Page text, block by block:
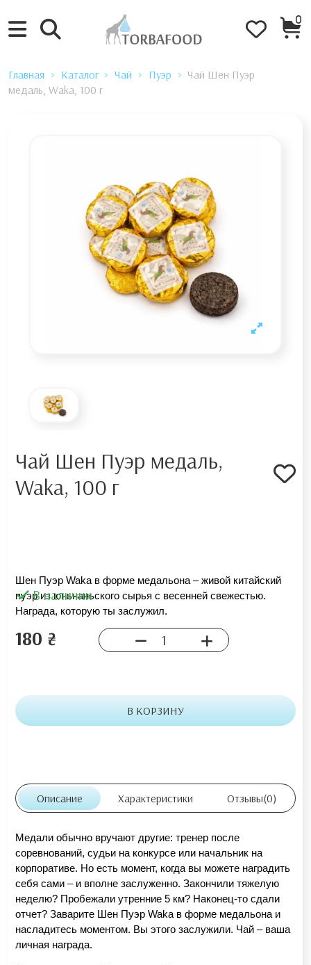
0
Главная Каталог Чай Пуэр
Чай Шен Пуэр
медаль, Waka, 100 г
Чай Шен Пуэр медаль,
Waka, 100 г
Шен Пуэр Waka в форме медальона – живой китайский
пуэр из юньнаньского сырья с весенней свежестью.
Награда, которую ты заслужил.
В наличии
180 ₴
В КОРЗИНУ
Описание Характеристики Отзывы(0)
Медали обычно вручают другие: тренер после
соревнований, судьи на конкурсе или начальник на
корпоративе. Но есть момент, когда вы можете наградить
себя сами – и вполне заслуженно. Закончили тяжелую
неделю? Пробежали утренние 5 км? Наконец-то сдали
отчет? Заварите Шен Пуэр Waka в форме медальона и
насладитесь моментом. Вы этого заслужили. Чай – ваша
личная награда.